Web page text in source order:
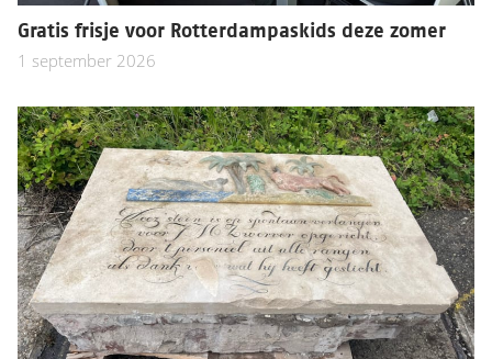
Gratis frisje voor Rotterdampaskids deze zomer
1 september 2026